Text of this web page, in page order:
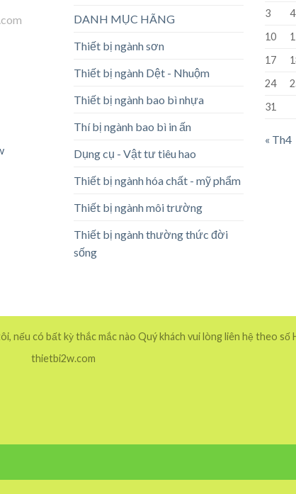
DANH MỤC HÃNG
Thiết bị ngành sơn
Thiết bị ngành Dệt - Nhuộm
Thiết bị ngành bao bì nhựa
Thí bị ngành bao bì in ấn
Dụng cụ - Vật tư tiêu hao
Thiết bị ngành hóa chất - mỹ phẩm
Thiết bị ngành môi trường
Thiết bị ngành thường thức đời
sống
3
4
10
17
24
31
« Th4
nếu có bất kỳ thắc mắc nào Quý khách vui lòng liên hệ theo số
thietbi2w.com